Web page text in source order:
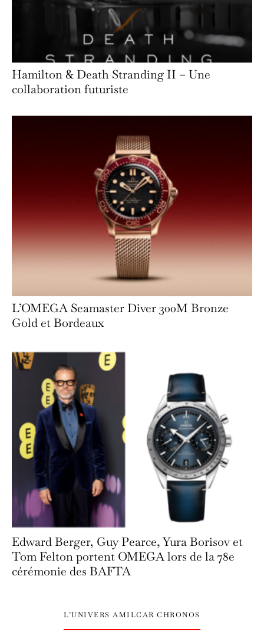
Hamilton & Death Stranding II – Une
collaboration futuriste
L’OMEGA Seamaster Diver 300M Bronze
Gold et Bordeaux
Edward Berger, Guy Pearce, Yura Borisov et
Tom Felton portent OMEGA lors de la 78e
cérémonie des BAFTA
L’UNIVERS AMILCAR CHRONOS